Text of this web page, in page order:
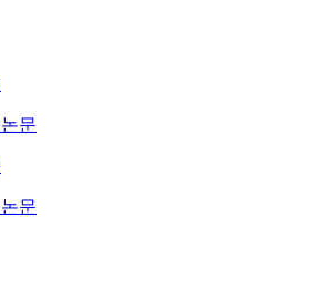
문
문